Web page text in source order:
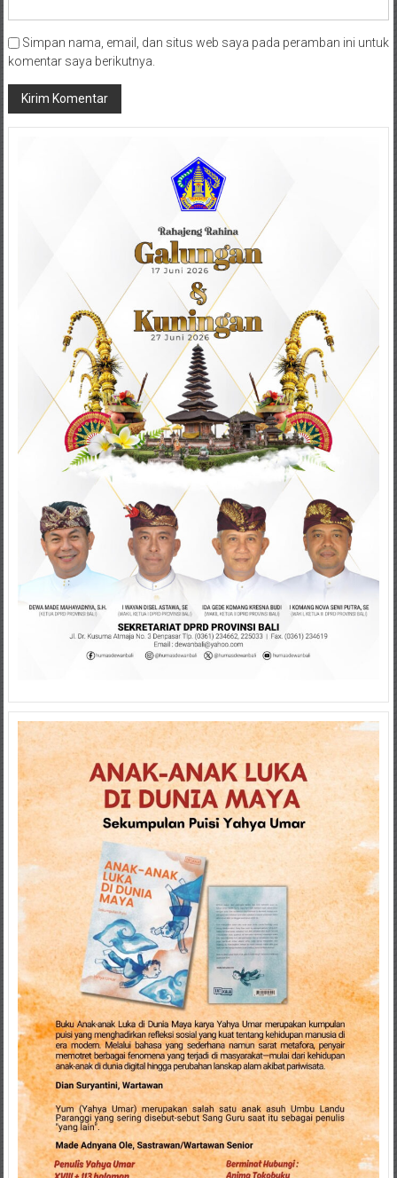
Simpan nama, email, dan situs web saya pada peramban ini untuk
komentar saya berikutnya.